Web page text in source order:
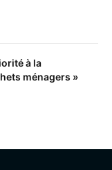
à la
ménagers »